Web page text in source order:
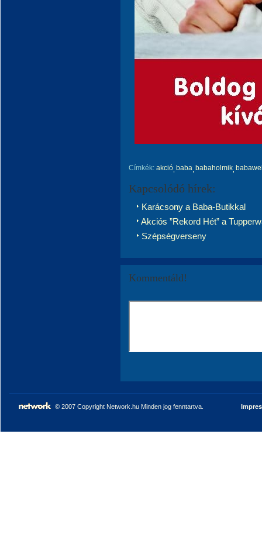
Címkék: akció baba babaholmik
Kapcsolódó hírek:
Karácsony a Baba-Butikkal
Akciós ”Rekord Hét” a
Szépségverseny
Kommentáld!
© 2007 Copyright Network.hu Minden jog fenntartva.